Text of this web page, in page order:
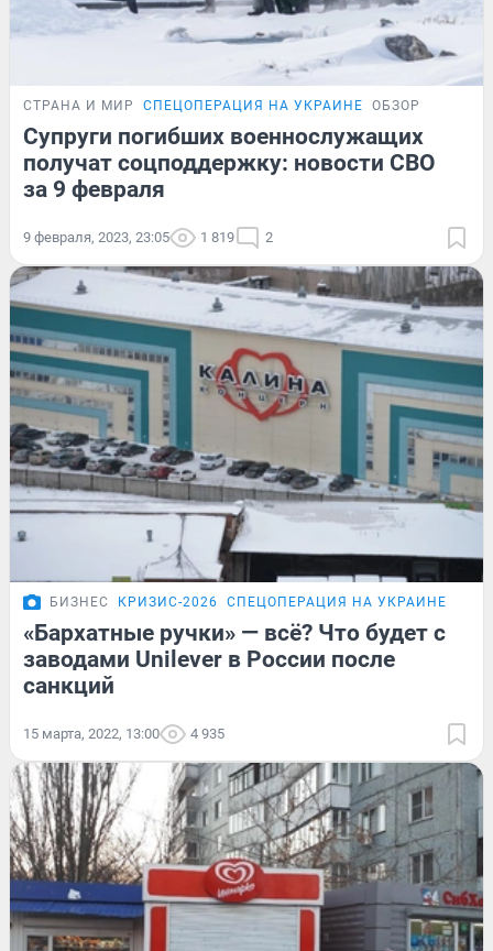
СТРАНА И МИР СПЕЦОПЕРАЦИЯ НА УКРАИНЕ ОБЗОР
Супруги погибших военнослужащих
получат соцподдержку: новости СВО
за 9 февраля
9 февраля, 2023, 23:05 1 819 2
БИЗНЕС КРИЗИС-2026 СПЕЦОПЕРАЦИЯ НА УКРАИНЕ
«Бархатные ручки» — всё? Что будет с
заводами Unilever в России после
санкций
15 марта, 2022, 13:00 4 935